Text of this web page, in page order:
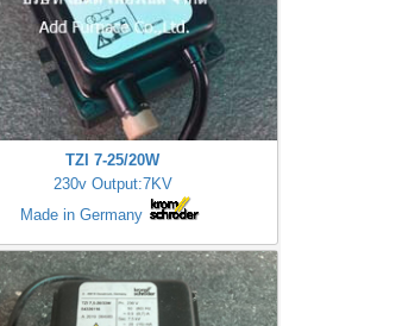
TZI 7-25/20W
230v Output:7KV
Made in Germany